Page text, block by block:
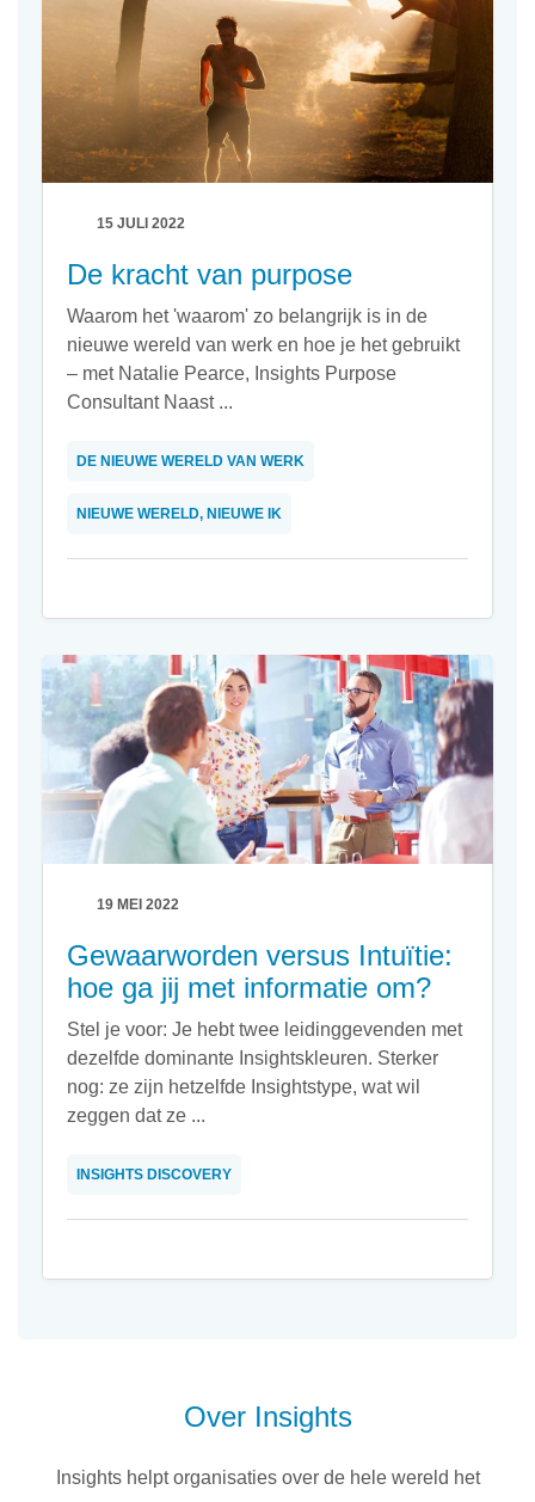
15 JULI 2022
De kracht van purpose
Waarom het 'waarom' zo belangrijk is in de
nieuwe wereld van werk en hoe je het gebruikt
– met Natalie Pearce, Insights Purpose
Consultant Naast ...
DE NIEUWE WERELD VAN WERK
NIEUWE WERELD, NIEUWE IK
19 MEI 2022
Gewaarworden versus Intuïtie:
hoe ga jij met informatie om?
Stel je voor: Je hebt twee leidinggevenden met
dezelfde dominante Insightskleuren. Sterker
nog: ze zijn hetzelfde Insightstype, wat wil
zeggen dat ze ...
INSIGHTS DISCOVERY
Over Insights
Insights helpt organisaties over de hele wereld het